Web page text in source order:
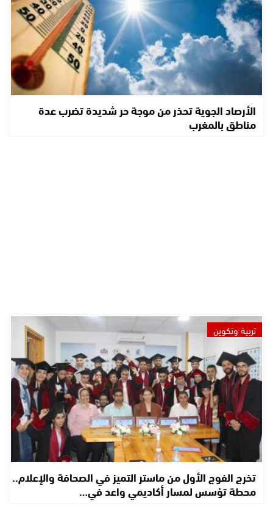
الأرصاد الجوية تحذر من موجة حر شديدة تضرب عدة
مناطق بالمغرب
تربية وتكوين
تخرج الفوج الأول من ماستر التميز في الصحافة والإعلام..
محطة تؤسس لمسار أكاديمي واعد في…